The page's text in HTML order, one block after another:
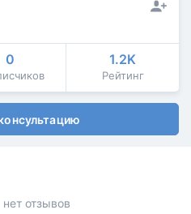
0 1.2K
Рейтинг
нет отзывов